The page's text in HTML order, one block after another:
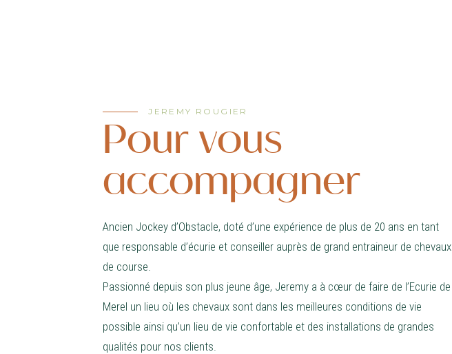
JEREMY ROUGIER
Pour vous
accompagner
Ancien Jockey d’Obstacle, doté d’une expérience de plus de 20 ans en tant
que responsable d’écurie et conseiller auprès de grand entraineur de chevaux
de course.
Passionné depuis son plus jeune âge, Jeremy a à cœur de faire de l’Ecurie de
Merel un lieu où les chevaux sont dans les meilleures conditions de vie
possible ainsi qu’un lieu de vie confortable et des installations de grandes
qualités pour nos clients.